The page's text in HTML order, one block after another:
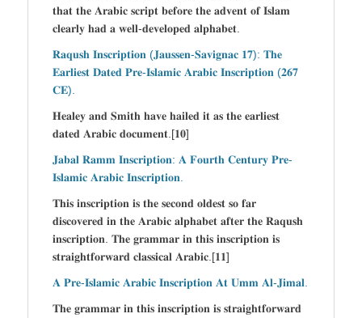
𝐭𝐡𝐚𝐭 𝐭𝐡𝐞 𝐀𝐫𝐚𝐛𝐢𝐜 𝐬𝐜𝐫𝐢𝐩𝐭 𝐛𝐞𝐟𝐨𝐫𝐞 𝐭𝐡𝐞 𝐚𝐝𝐯𝐞𝐧𝐭 𝐨𝐟 𝐈𝐬𝐥𝐚𝐦
𝐜𝐥𝐞𝐚𝐫𝐥𝐲 𝐡𝐚𝐝 𝐚 𝐰𝐞𝐥𝐥-𝐝𝐞𝐯𝐞𝐥𝐨𝐩𝐞𝐝 𝐚𝐥𝐩𝐡𝐚𝐛𝐞𝐭.
𝐑𝐚𝐪𝐮𝐬𝐡 𝐈𝐧𝐬𝐜𝐫𝐢𝐩𝐭𝐢𝐨𝐧 (𝐉𝐚𝐮𝐬𝐬𝐞𝐧-𝐒𝐚𝐯𝐢𝐠𝐧𝐚𝐜 𝟏𝟕): 𝐓𝐡𝐞
𝐄𝐚𝐫𝐥𝐢𝐞𝐬𝐭 𝐃𝐚𝐭𝐞𝐝 𝐏𝐫𝐞-𝐈𝐬𝐥𝐚𝐦𝐢𝐜 𝐀𝐫𝐚𝐛𝐢𝐜 𝐈𝐧𝐬𝐜𝐫𝐢𝐩𝐭𝐢𝐨𝐧 (𝟐𝟔𝟕
𝐂𝐄).
𝐇𝐞𝐚𝐥𝐞𝐲 𝐚𝐧𝐝 𝐒𝐦𝐢𝐭𝐡 𝐡𝐚𝐯𝐞 𝐡𝐚𝐢𝐥𝐞𝐝 𝐢𝐭 𝐚𝐬 𝐭𝐡𝐞 𝐞𝐚𝐫𝐥𝐢𝐞𝐬𝐭
𝐝𝐚𝐭𝐞𝐝 𝐀𝐫𝐚𝐛𝐢𝐜 𝐝𝐨𝐜𝐮𝐦𝐞𝐧𝐭.[𝟏𝟎]
𝐉𝐚𝐛𝐚𝐥 𝐑𝐚𝐦𝐦 𝐈𝐧𝐬𝐜𝐫𝐢𝐩𝐭𝐢𝐨𝐧: 𝐀 𝐅𝐨𝐮𝐫𝐭𝐡 𝐂𝐞𝐧𝐭𝐮𝐫𝐲 𝐏𝐫𝐞-
𝐈𝐬𝐥𝐚𝐦𝐢𝐜 𝐀𝐫𝐚𝐛𝐢𝐜 𝐈𝐧𝐬𝐜𝐫𝐢𝐩𝐭𝐢𝐨𝐧.
𝐓𝐡𝐢𝐬 𝐢𝐧𝐬𝐜𝐫𝐢𝐩𝐭𝐢𝐨𝐧 𝐢𝐬 𝐭𝐡𝐞 𝐬𝐞𝐜𝐨𝐧𝐝 𝐨𝐥𝐝𝐞𝐬𝐭 𝐬𝐨 𝐟𝐚𝐫
𝐝𝐢𝐬𝐜𝐨𝐯𝐞𝐫𝐞𝐝 𝐢𝐧 𝐭𝐡𝐞 𝐀𝐫𝐚𝐛𝐢𝐜 𝐚𝐥𝐩𝐡𝐚𝐛𝐞𝐭 𝐚𝐟𝐭𝐞𝐫 𝐭𝐡𝐞 𝐑𝐚𝐪𝐮𝐬𝐡
𝐢𝐧𝐬𝐜𝐫𝐢𝐩𝐭𝐢𝐨𝐧. 𝐓𝐡𝐞 𝐠𝐫𝐚𝐦𝐦𝐚𝐫 𝐢𝐧 𝐭𝐡𝐢𝐬 𝐢𝐧𝐬𝐜𝐫𝐢𝐩𝐭𝐢𝐨𝐧 𝐢𝐬
𝐬𝐭𝐫𝐚𝐢𝐠𝐡𝐭𝐟𝐨𝐫𝐰𝐚𝐫𝐝 𝐜𝐥𝐚𝐬𝐬𝐢𝐜𝐚𝐥 𝐀𝐫𝐚𝐛𝐢𝐜.[𝟏𝟏]
𝐀 𝐏𝐫𝐞-𝐈𝐬𝐥𝐚𝐦𝐢𝐜 𝐀𝐫𝐚𝐛𝐢𝐜 𝐈𝐧𝐬𝐜𝐫𝐢𝐩𝐭𝐢𝐨𝐧 𝐀𝐭 𝐔𝐦𝐦 𝐀𝐥-𝐉𝐢𝐦𝐚𝐥.
𝐓𝐡𝐞 𝐠𝐫𝐚𝐦𝐦𝐚𝐫 𝐢𝐧 𝐭𝐡𝐢𝐬 𝐢𝐧𝐬𝐜𝐫𝐢𝐩𝐭𝐢𝐨𝐧 𝐢𝐬 𝐬𝐭𝐫𝐚𝐢𝐠𝐡𝐭𝐟𝐨𝐫𝐰𝐚𝐫𝐝